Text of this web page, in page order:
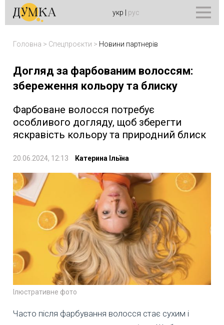
укр рус
Головна > Спецпроєкти > Новини партнерів
Догляд за фарбованим волоссям:
збереження кольору та блиску
Фарбоване волосся потребує
особливого догляду, щоб зберегти
яскравість кольору та природний блиск
20.06.2024, 12:13 Катерина Ільїна
Ілюстративне фото
Часто після фарбування волосся стає сухим і